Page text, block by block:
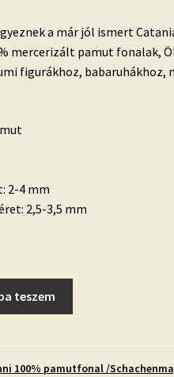
a már jól ismert
mercerizált pamut fonalak,
figurákhoz, babaruhákhoz,
2-4 mm
2,5-3,5 mm
teszem
100% pamutfonal /